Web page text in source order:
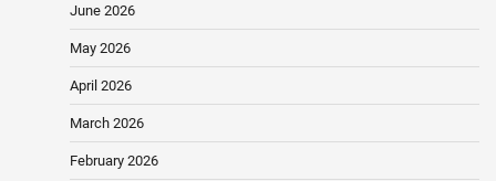
June 2026
May 2026
April 2026
March 2026
February 2026